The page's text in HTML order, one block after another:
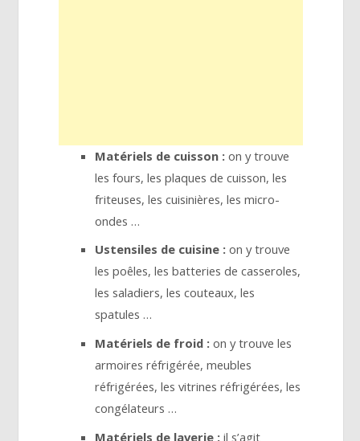
Matériels de cuisson : on y trouve
les fours, les plaques de cuisson, les
friteuses, les cuisinières, les micro-
ondes …
Ustensiles de cuisine :on y trouve
les poêles, les batteries de casseroles,
les saladiers, les couteaux, les
spatules …
Matériels de froid : on y trouve les
armoires réfrigérée, meubles
réfrigérées, les vitrines réfrigérées, les
congélateurs …
Matériels de laverie :il s’agit